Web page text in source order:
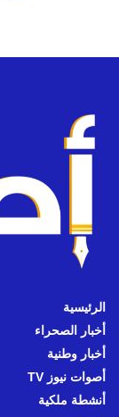
الرئيسية
أخبار الصحراء
أخبار وطنية
أصوات نيوز TV
أنشطة ملكية